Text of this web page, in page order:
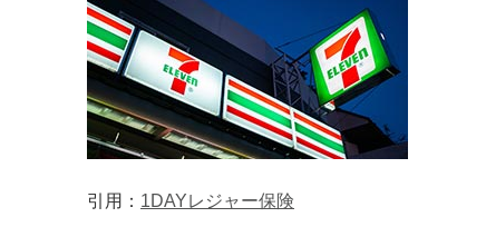
引用： 1DAYレジャー保険